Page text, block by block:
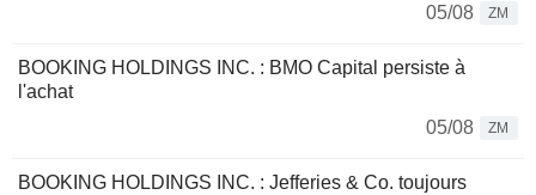
05/08
ZM
BOOKING HOLDINGS INC. : BMO Capital persiste à
l'achat
05/08
ZM
BOOKING HOLDINGS INC. : Jefferies & Co. toujours